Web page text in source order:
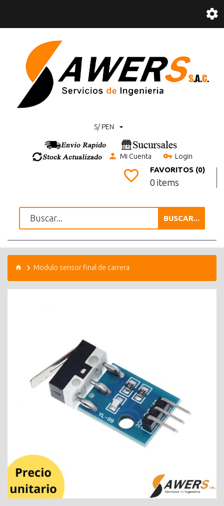
S/ PEN
Mi Cuenta Login
FAVORITOS (0)
0 items
BUSCAR...
Modulo sensor final de carrera